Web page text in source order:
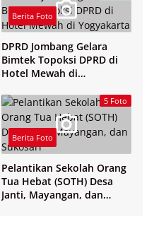
Berita Foto
DPRD Jombang Gelara
Bimtek Topoksi DPRD di
Hotel Mewah di
5 Foto
Berita Foto
Pelantikan Sekolah Orang
Tua Hebat (SOTH) Desa
Janti, Mayangan, dan